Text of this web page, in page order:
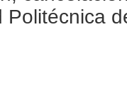
Politécnica